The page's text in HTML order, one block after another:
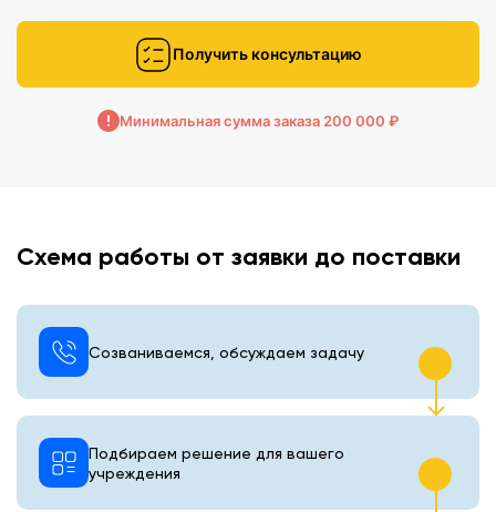
Получить консультацию
Минимальная сумма заказа 200 000 ₽
Схема работы от заявки до поставки
Созваниваемся, обсуждаем задачу
Подбираем решение для вашего
учреждения